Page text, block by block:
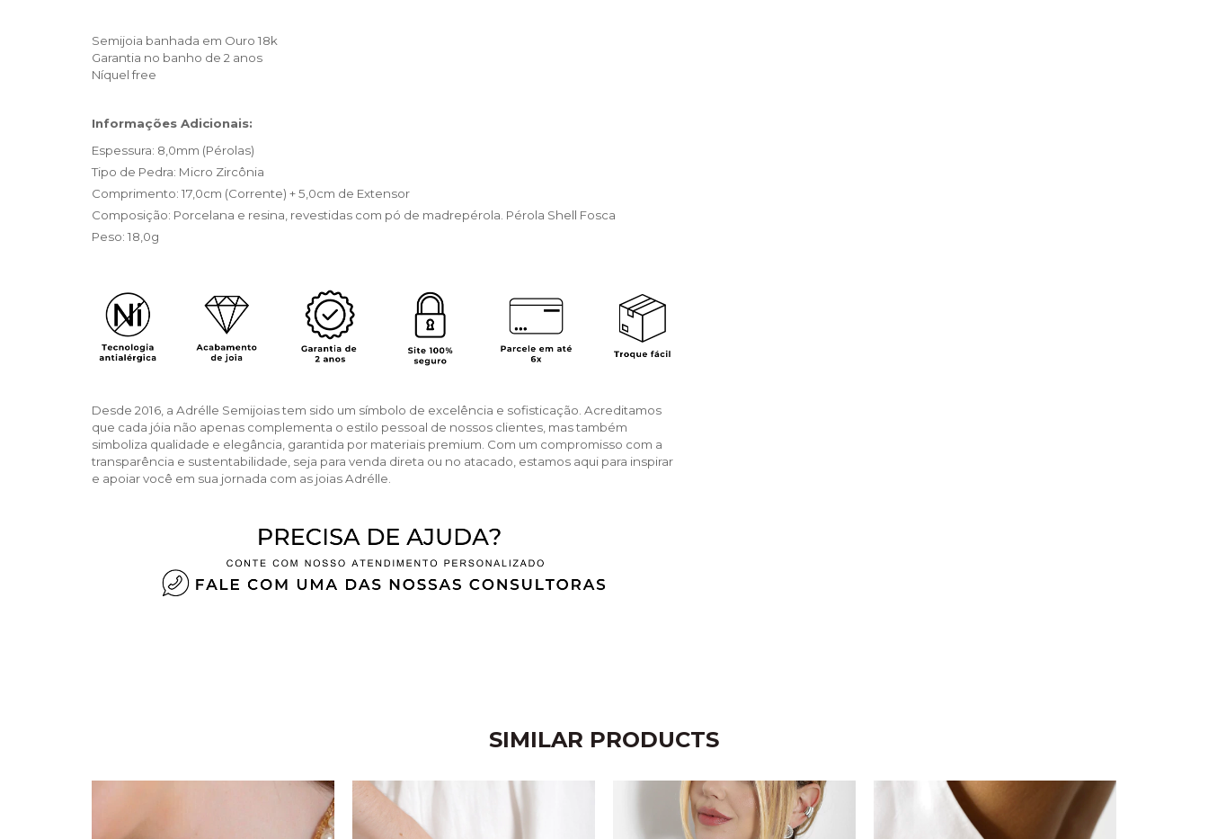
Semijoia banhada em Ouro 18k
Garantia no banho de 2 anos
Níquel free
Informações Adicionais:
Espessura: 8,0mm (Pérolas)
Tipo de Pedra: Micro Zircônia
Comprimento: 17,0cm (Corrente) + 5,0cm de Extensor
Composição: Porcelana e resina, revestidas com pó de madrepérola. Pérola Shell Fosca
Peso: 18,0g
Desde 2016, a Adrélle Semijoias tem sido um símbolo de excelência e sofisticação. Acreditamos
que cada jóia não apenas complementa o estilo pessoal de nossos clientes, mas também
simboliza qualidade e elegância, garantida por materiais premium. Com um compromisso com a
transparência e sustentabilidade, seja para venda direta ou no atacado, estamos aqui para inspirar
e apoiar você em sua jornada com as joias Adrélle.
SIMILAR PRODUCTS